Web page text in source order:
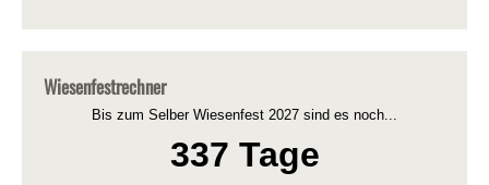
Wiesenfestrechner
Bis zum Selber Wiesenfest 2027 sind es noch...
337 Tage